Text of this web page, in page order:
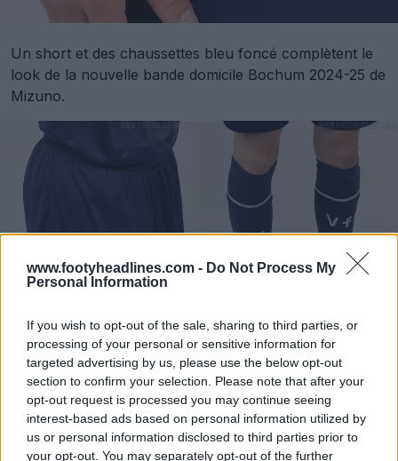
www.footyheadlines.com - Do Not Process My
Personal Information
If you wish to opt-out of the sale, sharing to third parties, or
processing of your personal or sensitive information for
targeted advertising by us, please use the below opt-out
section to confirm your selection. Please note that after your
opt-out request is processed you may continue seeing
interest-based ads based on personal information utilized by
us or personal information disclosed to third parties prior to
your opt-out. You may separately opt-out of the further
Un short et des chaussettes bleu foncé complètent le
look de la nouvelle bande domicile Bochum 2024-25 de
Mizuno.